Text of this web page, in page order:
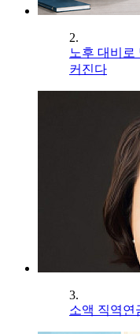
2.
노후 대비로
커진다
3.
소액 직역연